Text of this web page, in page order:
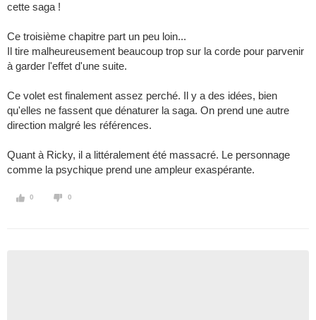
cette saga !
Ce troisième chapitre part un peu loin...
Il tire malheureusement beaucoup trop sur la corde pour parvenir
à garder l'effet d'une suite.
Ce volet est finalement assez perché. Il y a des idées, bien
qu'elles ne fassent que dénaturer la saga. On prend une autre
direction malgré les références.
Quant à Ricky, il a littéralement été massacré. Le personnage
comme la psychique prend une ampleur exaspérante.
0 0